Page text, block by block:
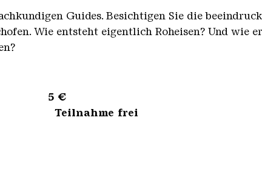
Guides. Besichtigen Sie die
Wie entsteht eigentlich Roheisen? Und wie
€
Teilnahme frei